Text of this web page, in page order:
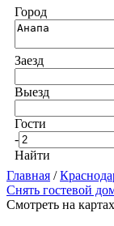
Город
Заезд
Выезд
Гости
-
Найти
Главная /
Снять гостевой
Смотреть на картах